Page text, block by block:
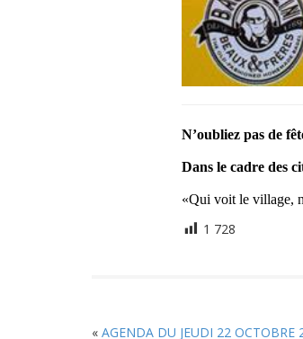
N’oubliez pas de
Dans le cadre des
«Qui voit le village,
1 728
« AGENDA DU JEUDI 22 OCTOBRE